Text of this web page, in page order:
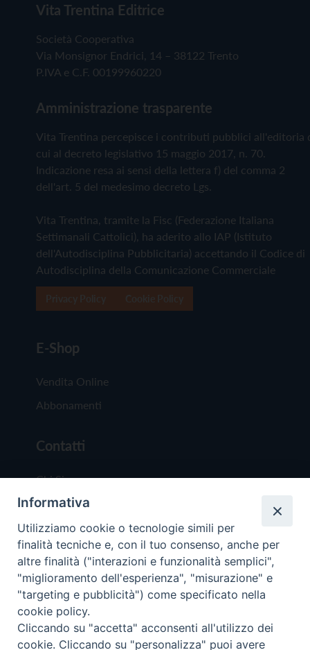
Vita Trentina Editrice
Società Cooperativa
Via Monsignor Endrici, 14 – 38122 Trento
P.IVA e C.F. 00199960220
Amministrazione trasparente
Vita Trentina percepisce i contributi pubblici all'editoria
cui al decreto legislativo 15 maggio 2017, n. 70.
Indicazione resa ai sensi della lettera f) del comma 2
dell'art. 5 del medesimo decreto Lgs.
Vita Trentina, tramite la Fisc (Federazione Italiana
Settimanali Cattolici), ha aderito allo IAP (Istituto
dell'Autodisciplina Pubblicitaria) accettando il Codice di
Autodisciplina della Comunicazione Commerciale
E-Shop
Vendita Online
Abbonamenti
Contatti
Chi Siamo
Redazione
Scrivici
Copyright © 2019 - Tutti i diritti riservati - Vita
Trentina Editrice
Informativa
Utilizziamo cookie o tecnologie simili per
finalità tecniche e, con il tuo consenso, anche per
altre finalità ("interazioni e funzionalità semplici",
"miglioramento dell'esperienza", "misurazione" e
"targeting e pubblicità") come specificato nella
cookie policy.
Cliccando su "accetta" acconsenti all'utilizzo dei
cookie. Cliccando su "personalizza" puoi avere